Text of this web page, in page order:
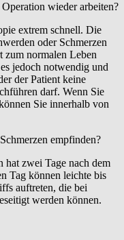
wieder arbeiten?
extrem schnell. Die
oder Schmerzen
zum normalen Leben
jedoch notwendig und
der Patient keine
darf. Wenn Sie
Sie innerhalb von
empfinden?
hat zwei Tage nach dem
Tag können leichte bis
auftreten, die bei
werden können.